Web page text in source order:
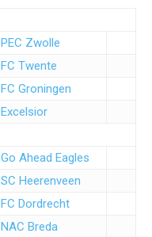
PEC Zwolle
FC Twente
FC Groningen
Excelsior
Go Ahead Eagles
SC Heerenveen
FC Dordrecht
NAC Breda